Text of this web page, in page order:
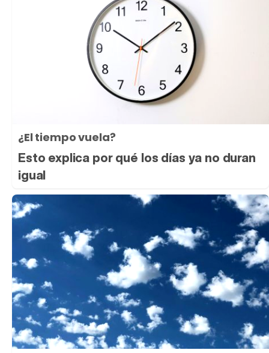
¿El tiempo vuela?
Esto explica por qué los días ya no duran
igual